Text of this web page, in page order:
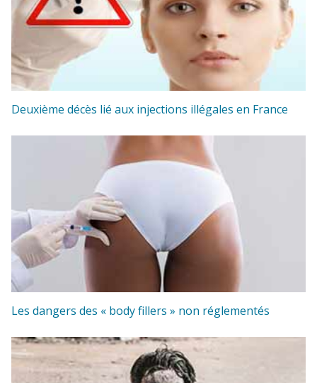
Deuxième décès lié aux injections illégales en France
Les dangers des « body fillers » non réglementés